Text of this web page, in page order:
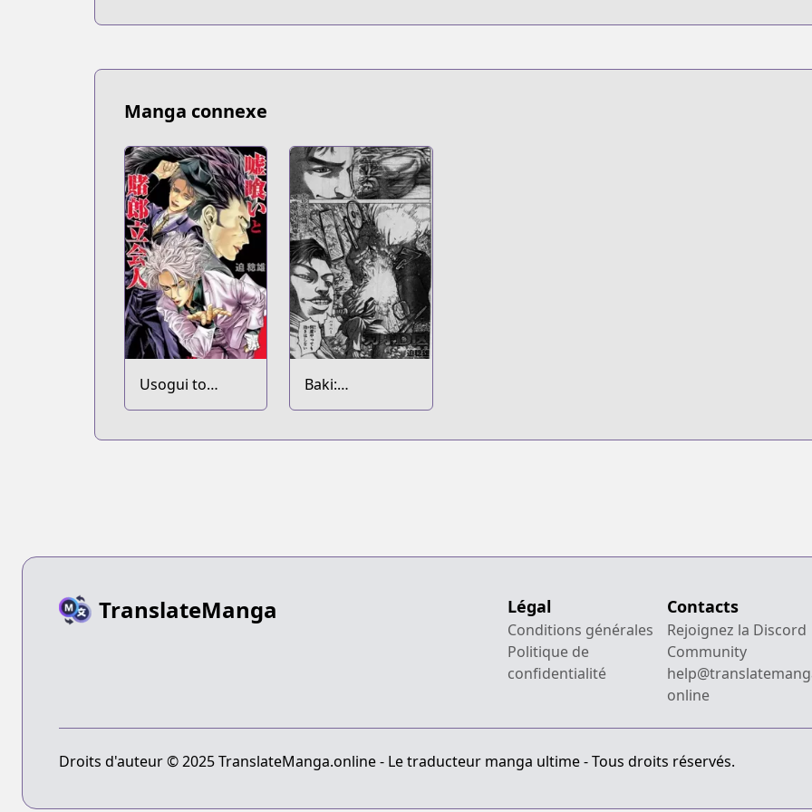
Manga connexe
Usogui to
Kakerou
Baki:
Dangerous
TranslateManga Légal
Conditions générales
Politique de
confidentialité
Contacts
Rejoignez la Discord
Community
online
Droits d'auteur © 2025 TranslateManga.online - Le traducteur manga ultime - Tous droits réservés.